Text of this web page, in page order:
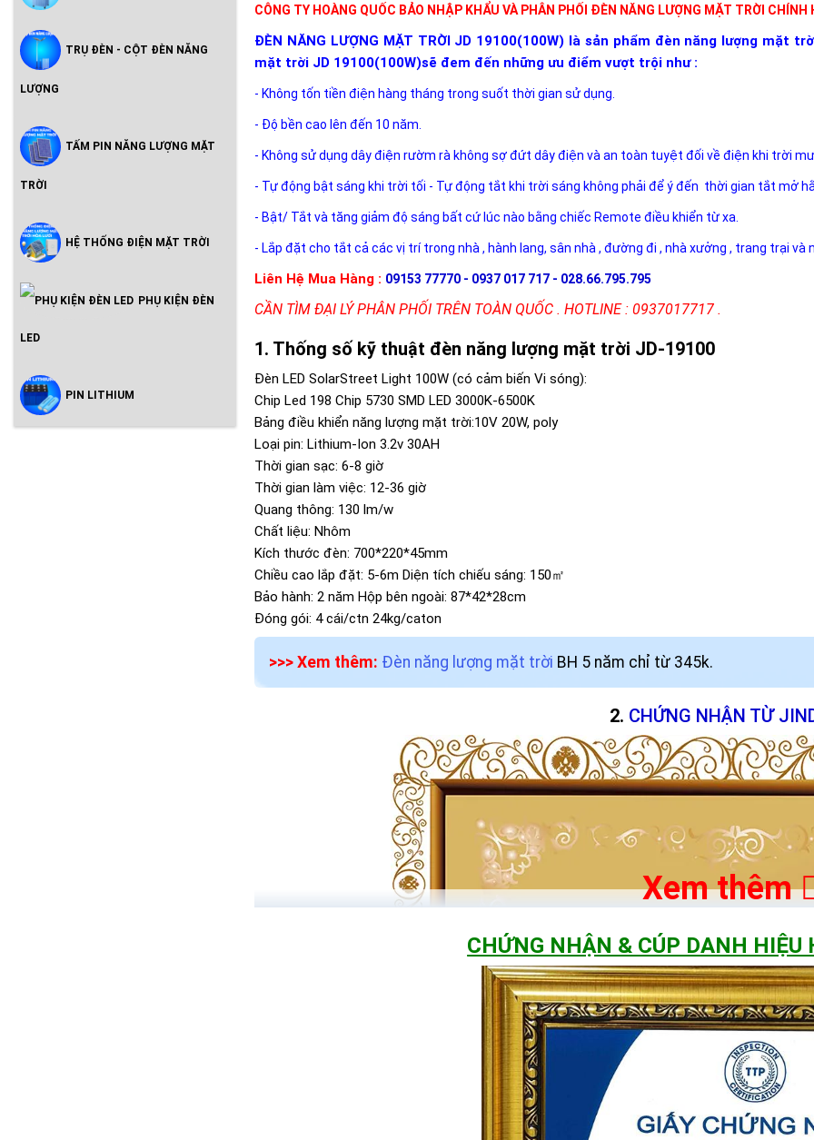
TRỤ ĐÈN - CỘT ĐÈN NĂNG
LƯỢNG
TẤM PIN NĂNG LƯỢNG MẶT
TRỜI
HỆ THỐNG ĐIỆN MẶT TRỜI
Inveter Hòa Lưới Có Lưu Trữ -
PHỤ KIỆN ĐÈN
LED
PIN LITHIUM
CÔNG TY HOÀNG QUỐC BẢO NHẬP KHẨU VÀ PHÂN PHỐI ĐÈN NĂNG LƯỢNG MẶT TRỜI
ĐÈN NĂNG LƯỢNG MẶT TRỜI JD 19100(100W) là sản phẩm đèn năng lượng mặt
mặt trời JD 19100(100W)sẽ đem đến những ưu điểm vượt trội như :
- Không tốn tiền điện hàng tháng trong suốt thời gian sử dụng.
- Độ bền cao lên đến 10 năm.
- Không sử dụng dây điện rườm rà không sợ đứt dây điện và an toàn tuyệt đối về điện khi trời
- Tự động bật sáng khi trời tối - Tự động tắt khi trời sáng không phải để ý đến thời gian tắt mở
- Bật/ Tắt và tăng giảm độ sáng bất cứ lúc nào bằng chiếc Remote điều khiển từ xa.
- Lắp đặt cho tắt cả các vị trí trong nhà , hành lang, sân nhà , đường đi , nhà xưởng , trang trại và
Liên Hệ Mua Hàng : 09153 77770 - 0937 017 717 - 028.66.795.795
CẦN TÌM ĐẠI LÝ PHÂN PHỐI TRÊN TOÀN QUỐC . HOTLINE : 0937017717 .
Thống số kỹ thuật đèn năng lượng mặt trời JD-19100
Đèn LED SolarStreet Light 100W (có cảm biến Vi sóng):
Chip Led 198 Chip 5730 SMD LED 3000K-6500K
Bảng điều khiển năng lượng mặt trời:10V 20W, poly
Loại pin: Lithium-Ion 3.2v 30AH
Thời gian sạc: 6-8 giờ
Thời gian làm việc: 12-36 giờ
Quang thông: 130 lm/w
Chất liệu: Nhôm
Kích thước đèn: 700*220*45mm
Chiều cao lắp đặt: 5-6m Diện tích chiếu sáng: 150㎡
Bảo hành: 2 năm Hộp bên ngoài: 87*42*28cm
Đóng gói: 4 cái/ctn 24kg/caton
>>> Xem thêm: Đèn năng lượng mặt trời BH 5 năm chỉ từ 345k.
CHỨNG NHẬN TỪ
Xem thêm
CHỨNG NHẬN & CÚP DANH HIỆU